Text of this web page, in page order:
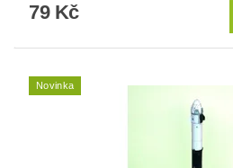
79 Kč
Novinka